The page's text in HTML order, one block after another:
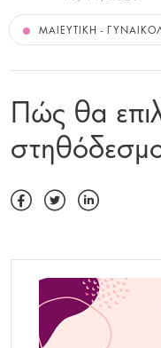
ΜΑΙΕΥΤΙΚΉ -
Πώς θα